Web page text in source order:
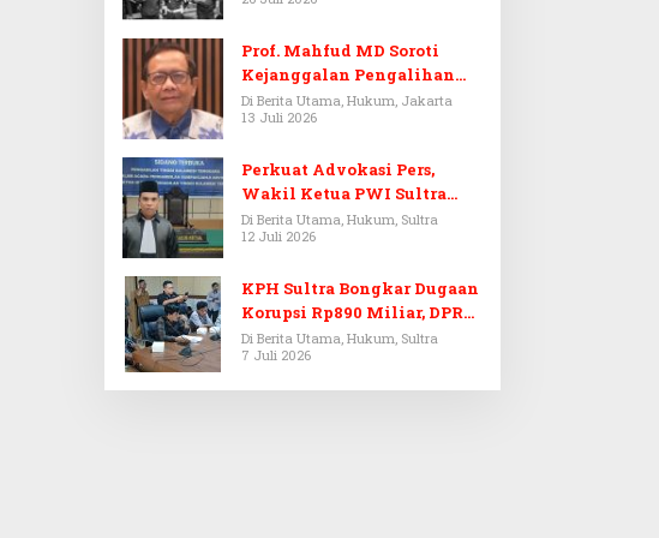
Prof. Mahfud MD Soroti
Kejanggalan Pengalihan
Penyelidikan Tersangka
Febrie Adriansyah
Di Berita Utama, Hukum, Jakarta
13 Juli 2026
Perkuat Advokasi Pers,
Wakil Ketua PWI Sultra
Resmi Dilantik Menjadi
Advokat PERADI
Di Berita Utama, Hukum, Sultra
12 Juli 2026
KPH Sultra Bongkar Dugaan
Korupsi Rp890 Miliar, DPRD
Sultra Gelar RDP
Di Berita Utama, Hukum, Sultra
7 Juli 2026